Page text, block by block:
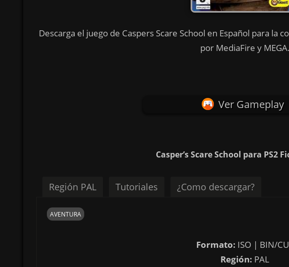
Descarga el juego de Caspers Scare School en Español para la
por MediaFire y MEGA.
Ver Gameplay
Casper’s Scare School para PS2
Región PAL Tutoriales ¿Como descargar?
AVENTURA
Formato: ISO | BIN/
Región: PAL